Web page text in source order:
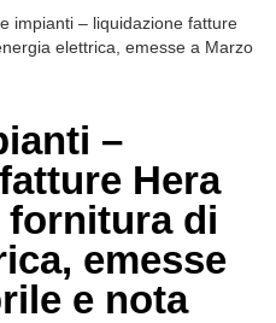
impianti – liquidazione fatture
elettrica, emesse a Marzo
–
Hera
fornitura di
emesse
e nota